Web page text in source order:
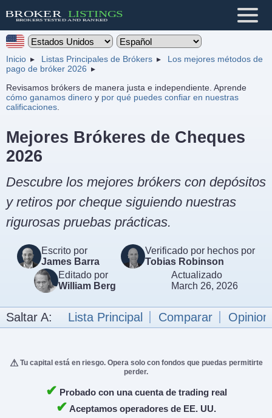
Inicio Listas Principales de Brókers
Los mejores métodos de
pago de bróker 2026
Revisamos brókers de manera justa e independiente. Aprende
cómo ganamos dinero y por qué puedes confiar en nuestras
calificaciones
Mejores Brókeres de Cheques
2026
Descubre los mejores brókers con depósitos
y retiros por cheque siguiendo nuestras
rigurosas pruebas prácticas.
Escrito por
James Barra
Verificado por hechos por
Tobias Robinson
Editado por
William Berg
Actualizado
March 26, 2026
Saltar A: Lista Principal Comparar
Tu capital está en riesgo. Opera solo con fondos que puedas permitirte
perder.
✔ Probado con una cuenta de trading real
✔ Aceptamos operadores de EE. UU.